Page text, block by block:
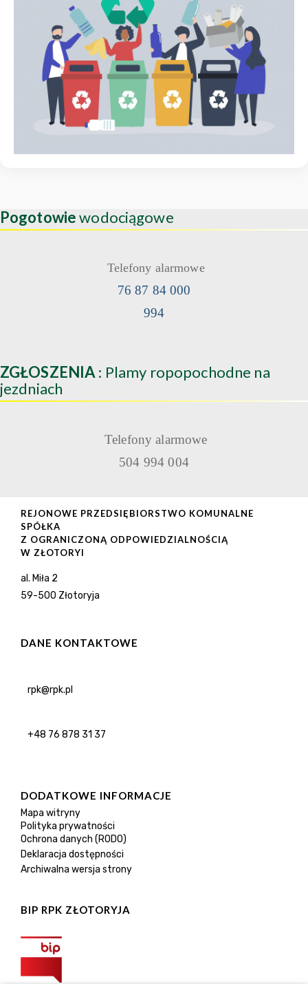
Pogotowiewodociągowe
Telefony alarmowe
76 87 84 000
994
ZGŁOSZENIA : Plamy ropopochodne na
jezdniach
Telefony alarmowe
504 994 004
REJONOWE PRZEDSIĘBIORSTWO KOMUNALNE
SPÓŁKA
Z OGRANICZONĄ ODPOWIEDZIALNOŚCIĄ
W ZŁOTORYI
al. Miła 2
59-500 Złotoryja
DANE KONTAKTOWE
rpk@rpk.pl
+48 76 878 31 37
DODATKOWE INFORMACJE
Mapa witryny
Polityka prywatności
Ochrona danych (RODO)
Deklaracja dostępności
Archiwalna wersja strony
BIP RPK ZŁOTORYJA